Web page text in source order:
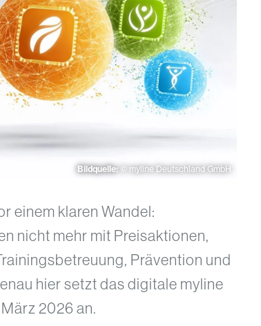
Bildquelle: © myline Deutschland GmbH
einem klaren Wandel:
nicht mehr mit Preisaktionen,
Prävention und
hier setzt das digitale myline
2026 an.